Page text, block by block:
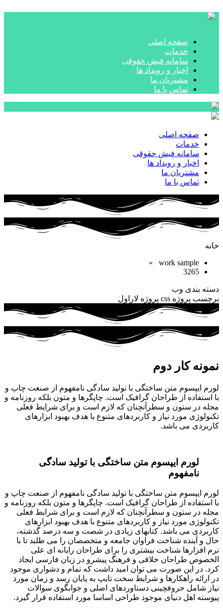
صفحه اصلی
خدمات
سامانه فیش حقوقی
اخبار و رویداد ها
مشتریان ما
تماس با ما
صفحه اصلی
خدمات
سامانه فیش حقوقی
اخبار و رویداد ها
مشتریان ما
تماس با ما
خانه
work sample
»
3265
دسته بندی وب
برچسب پروژه css پروژه لاراول
نمونه کار دوم
لورم ایپسوم متن ساختگی با تولید سادگی نامفهوم از صنعت چاپ و
با استفاده از طراحان گرافیک است. چاپگرها و متون بلکه روزنامه و
مجله در ستون و سطرآنچنان که لازم است و برای شرایط فعلی
تکنولوژی مورد نیاز و کاربردهای متنوع با هدف بهبود ابزارهای
کاربردی می باشد.
لورم ایپسوم متن ساختگی با تولید سادگی
نامفهوم
لورم ایپسوم متن ساختگی با تولید سادگی نامفهوم از صنعت چاپ و
با استفاده از طراحان گرافیک است. چاپگرها و متون بلکه روزنامه و
مجله در ستون و سطرآنچنان که لازم است و برای شرایط فعلی
تکنولوژی مورد نیاز و کاربردهای متنوع با هدف بهبود ابزارهای
کاربردی می باشد. کتابهای زیادی در شصت و سه درصد گذشته،
حال و آینده شناخت فراوان جامعه و متخصصان را می طلبد تا با
نرم افزارها شناخت بیشتری را برای طراحان رایانه ای علی
الخصوص طراحان خلاقی و فرهنگ پیشرو در زبان فارسی ایجاد
کرد. در این صورت می توان امید داشت که تمام و دشواری موجود
در ارائه راهکارها و شرایط سخت تایپ به پایان رسد و زمان مورد
نیاز شامل حروفچینی دستاوردهای اصلی و جوابگوی سوالات
پیوسته اهل دنیای موجود طراحی اساسا مورد استفاده قرار گیرد.